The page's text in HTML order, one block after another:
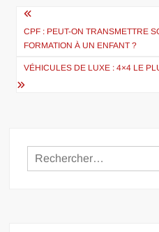
Navigation
de
l’article
CPF : PEUT-ON TRANSMETTRE
FORMATION À UN ENFANT ?
VÉHICULES DE LUXE : 4×4 LE